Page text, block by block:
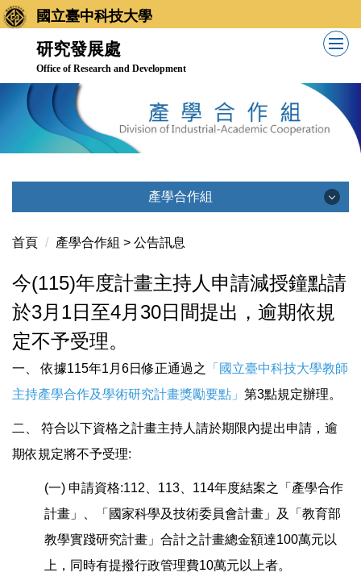
跳
到
國立臺中科技大學
研究發展處
Office of Research and Development
產學合作組
產學合作組
公告訊息
業務職掌
標準作業流程
法令規章
表單下載
歷史產學合作統計
首頁 產學合作組 > 公告訊息
今(115)年度計畫主持人申請減授鐘點請
於3月1日至4月30日間提出，逾期依規
定不予受理。
一、 依據115年1月6日修正通過之
「國立臺中科技大學教師
主持產學合作及學術研究計畫獎勵要點」 第3點規定辦理。
二、 符合以下資格之計畫主持人請於期限內提出申請，逾
期依規定將不予受理:
(一) 申請資格:112、113、114年度結案之「產學合作
計畫」、「國家科學及技術委員會計畫」及「教育部
教學實踐研究計畫」合計之計畫總金額達100萬元以
上，同時有提撥行政管理費10萬元以上者。